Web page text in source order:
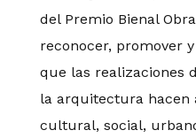
del Premio Bienal
reconocer, promover
que las realizaciones
la arquitectura hacen
cultural, social,